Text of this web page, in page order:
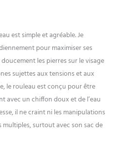
est simple et agréable. Je
pour maximiser ses
les pierres sur le visage
sujettes aux tensions et aux
le rouleau est conçu pour être
avec un chiffon doux et de l’eau
il ne craint ni les manipulations
surtout avec son sac de